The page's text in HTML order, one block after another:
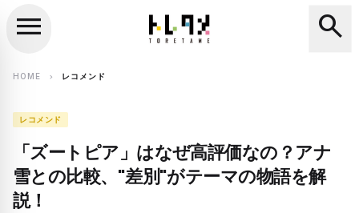
search
menu search
HOME chevron_right レコメンド
レコメンド
「ズートピア」はなぜ高評価なの？アナ
雪との比較、"差別"がテーマの物語を解
説！